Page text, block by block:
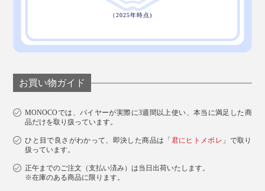
説明書を兼ねた紙のパッケージは、できるだけゴミを減
らし、配送を簡易にするための配慮です。
お買い物ガイド
MONOCOでは、バイヤーが実際に3週間以上使い、本当に満足した商
品だけを取り扱っています。
ひと目で良さがわかって、即決した商品は「 君にヒトメボレ 」で取り
扱っています。
正午までのご注文（支払い済み）は当日出荷いたします。
※在庫のある商品に限ります。